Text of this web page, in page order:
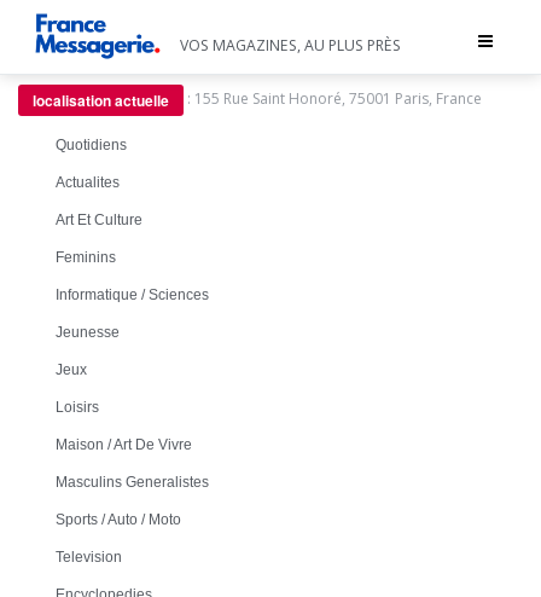
Toggle
VOS MAGAZINES, AU PLUS PRÈS
localisation actuelle : 155 Rue Saint Honoré, 75001 Paris, France
Quotidiens
Actualites
Art Et Culture
Feminins
Informatique / Sciences
Jeunesse
Jeux
Loisirs
Maison / Art De Vivre
Masculins Generalistes
Sports / Auto / Moto
Television